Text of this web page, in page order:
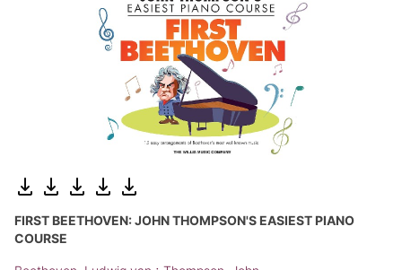
FIRST BEETHOVEN: JOHN THOMPSON'S EASIEST PIANO
COURSE